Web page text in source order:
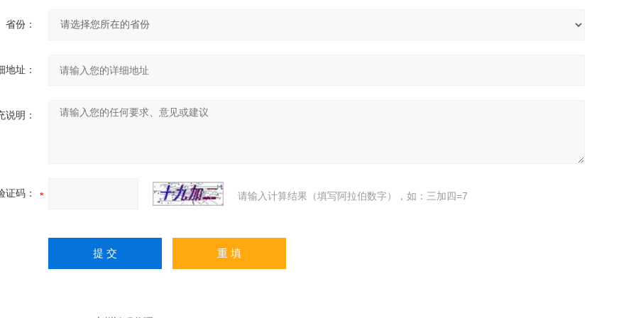
省份：
地址：
说明：
证码： 请输入计算结果（填写阿拉伯数字），如：三加四=7